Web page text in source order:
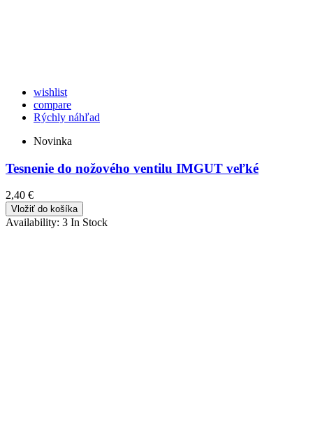
wishlist
compare
Rýchly náhľad
Novinka
Tesnenie do nožového ventilu IMGUT veľké
2,40 €
Vložiť do košíka
Availability: 3 In Stock